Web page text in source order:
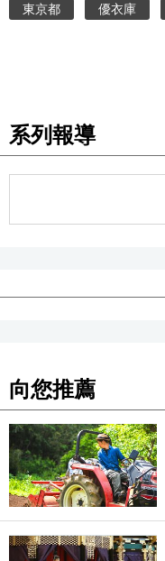
東京
東京都 優衣庫
系列報導
向您推薦